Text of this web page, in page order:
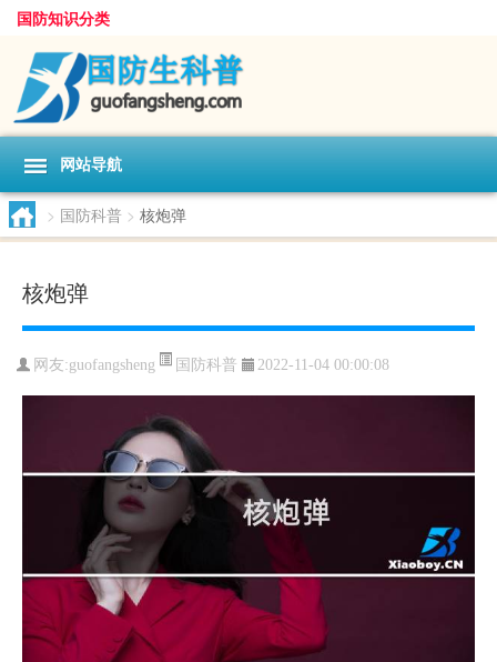
国防知识分类
网站导航
> 国防科普 > 核炮弹
核炮弹
网友:guofangsheng 国防科普 2022-11-04 00:00:08